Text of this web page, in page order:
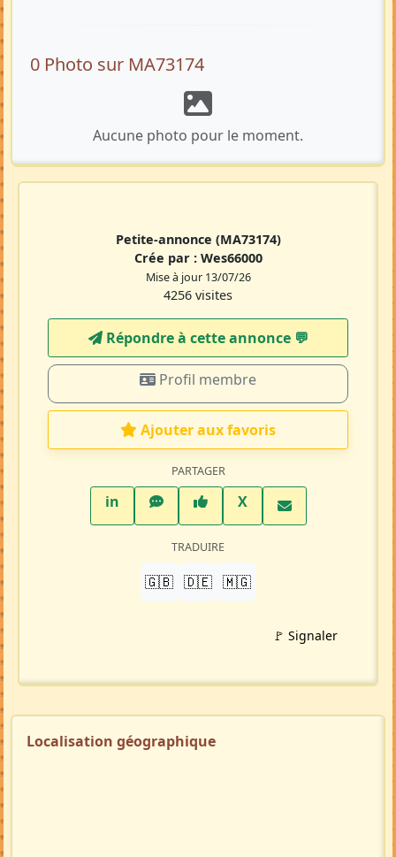
0 Photo sur MA73174
Aucune photo pour le moment.
Petite-annonce (MA73174)
Crée par : Wes66000
Mise à jour 13/07/26
4256 visites
Répondre à cette annonce 💬​
Profil membre
Ajouter aux favoris
PARTAGER
inLinkedInWhatsAppFacebook
XTwitter X
TRADUIRE
🇬🇧 🇩🇪 🇲🇬
🚩 Signaler
Localisation géographique